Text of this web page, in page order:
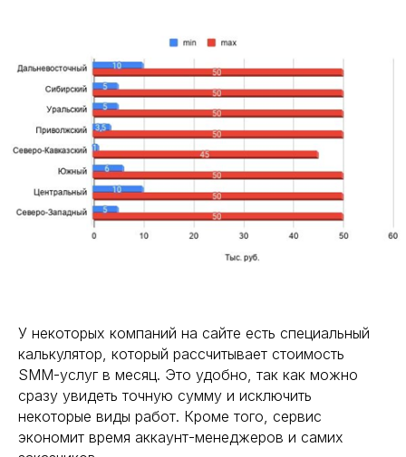
У некоторых компаний на сайте есть специальный
калькулятор, который рассчитывает стоимость
SMM-услуг в месяц. Это удобно, так как можно
сразу увидеть точную сумму и исключить
некоторые виды работ. Кроме того, сервис
экономит время аккаунт-менеджеров и самих